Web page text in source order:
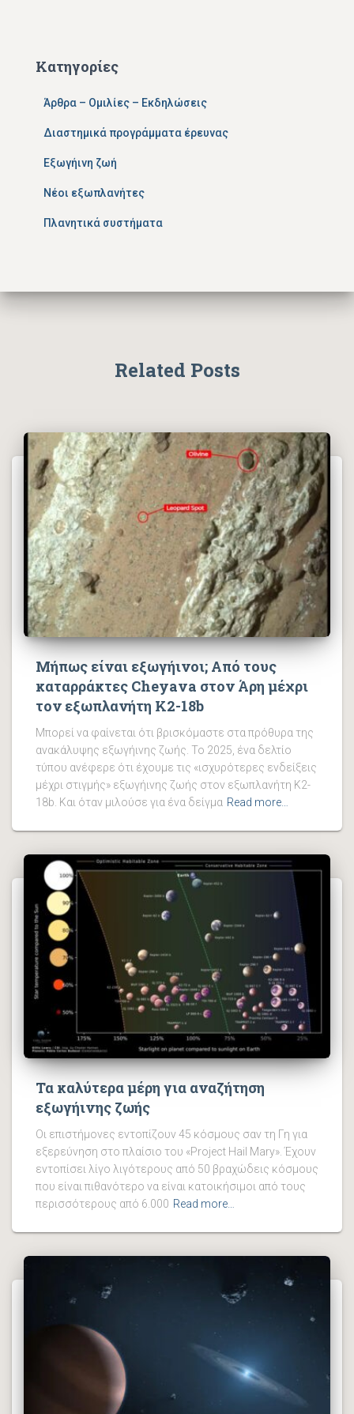
Κατηγορίες
Άρθρα – Ομιλίες – Εκδηλώσεις
Διαστημικά προγράμματα έρευνας
Εξωγήινη ζωή
Νέοι εξωπλανήτες
Πλανητικά συστήματα
Related Posts
Μήπως είναι εξωγήινοι; Από τους
καταρράκτες Cheyava στον Άρη μέχρι
τον εξωπλανήτη K2-18b
Μπορεί να φαίνεται ότι βρισκόμαστε στα πρόθυρα της
ανακάλυψης εξωγήινης ζωής. Το 2025, ένα δελτίο
τύπου ανέφερε ότι έχουμε τις «ισχυρότερες ενδείξεις
μέχρι στιγμής» εξωγήινης ζωής στον εξωπλανήτη K2-
18b. Και όταν μιλούσε για ένα δείγμα Read more…
Τα καλύτερα μέρη για αναζήτηση
εξωγήινης ζωής
Οι επιστήμονες εντοπίζουν 45 κόσμους σαν τη Γη για
εξερεύνηση στο πλαίσιο του «Project Hail Mary». Έχουν
εντοπίσει λίγο λιγότερους από 50 βραχώδεις κόσμους
που είναι πιθανότερο να είναι κατοικήσιμοι από τους
περισσότερους από 6.000 Read more…